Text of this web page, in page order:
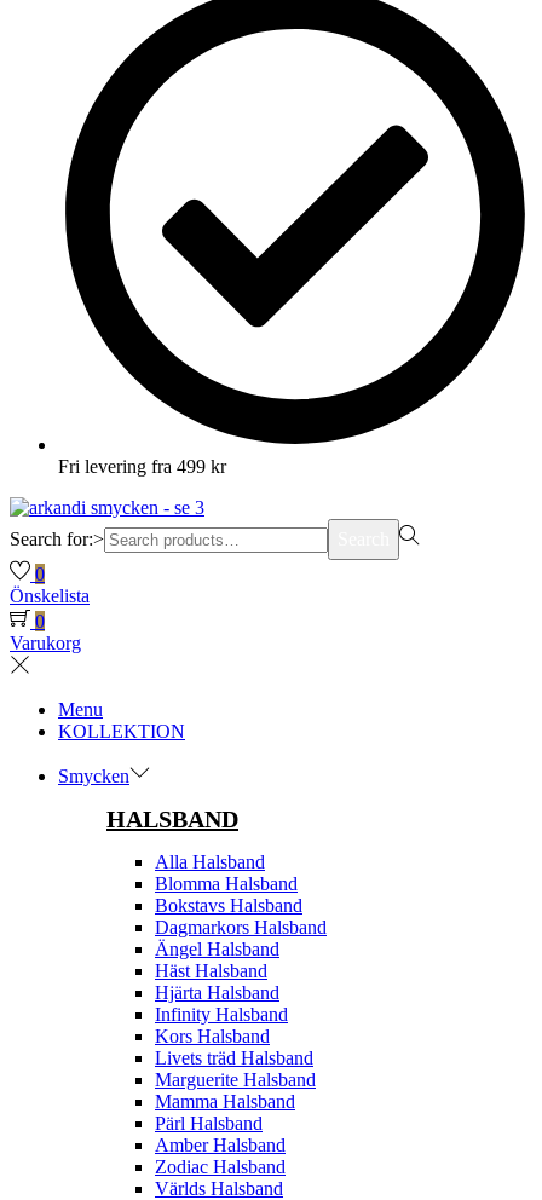
Fri levering fra 499 kr
Search for:>
0
Önskelista
0
Varukorg
Menu
KOLLEKTION
Smycken
HALSBAND
Alla Halsband
Blomma Halsband
Bokstavs Halsband
Dagmarkors Halsband
Ängel Halsband
Häst Halsband
Hjärta Halsband
Infinity Halsband
Kors Halsband
Livets träd Halsband
Marguerite Halsband
Mamma Halsband
Pärl Halsband
Amber Halsband
Zodiac Halsband
Världs Halsband